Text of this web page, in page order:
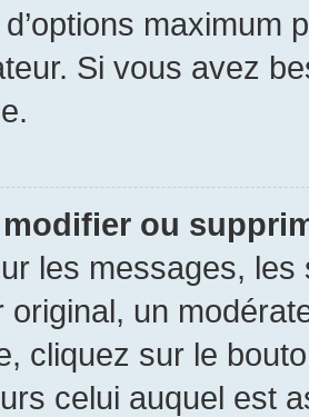
maximum
Si vous avez
ou
les messages,
original, un
cliquez sur le
celui auquel est